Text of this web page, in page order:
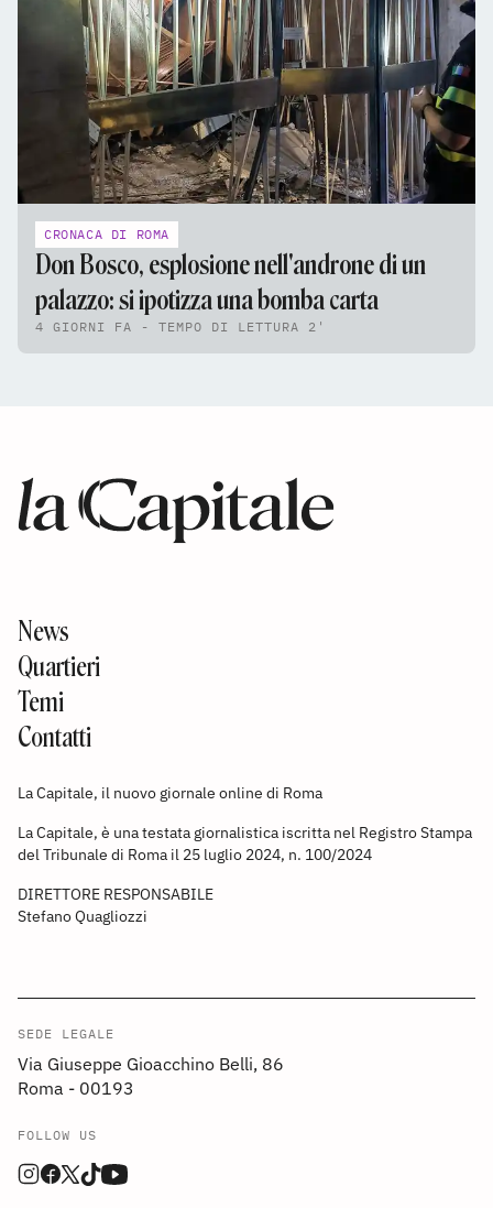
CRONACA DI ROMA
Don Bosco, esplosione nell'androne di un
palazzo: si ipotizza una bomba carta
4 GIORNI FA - TEMPO DI LETTURA 2'
News
Quartieri
Temi
Contatti
La Capitale, il nuovo giornale online di Roma
La Capitale, è una testata giornalistica iscritta nel Registro Stampa
del Tribunale di Roma il 25 luglio 2024, n. 100/2024
DIRETTORE RESPONSABILE
Stefano Quagliozzi
SEDE LEGALE
Via Giuseppe Gioacchino Belli, 86
Roma - 00193
FOLLOW US